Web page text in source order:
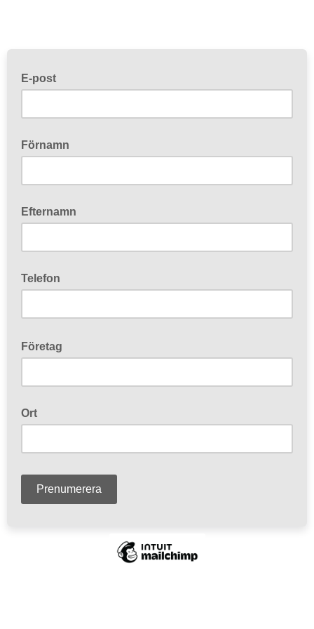
E-post
Förnamn
Efternamn
Telefon
Företag
Ort